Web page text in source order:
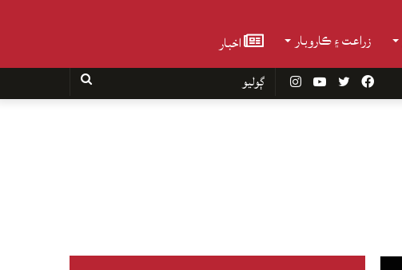
زراعت ۽ ڪاروبار اخبار
InstagramYouTube Twitter
Facebook